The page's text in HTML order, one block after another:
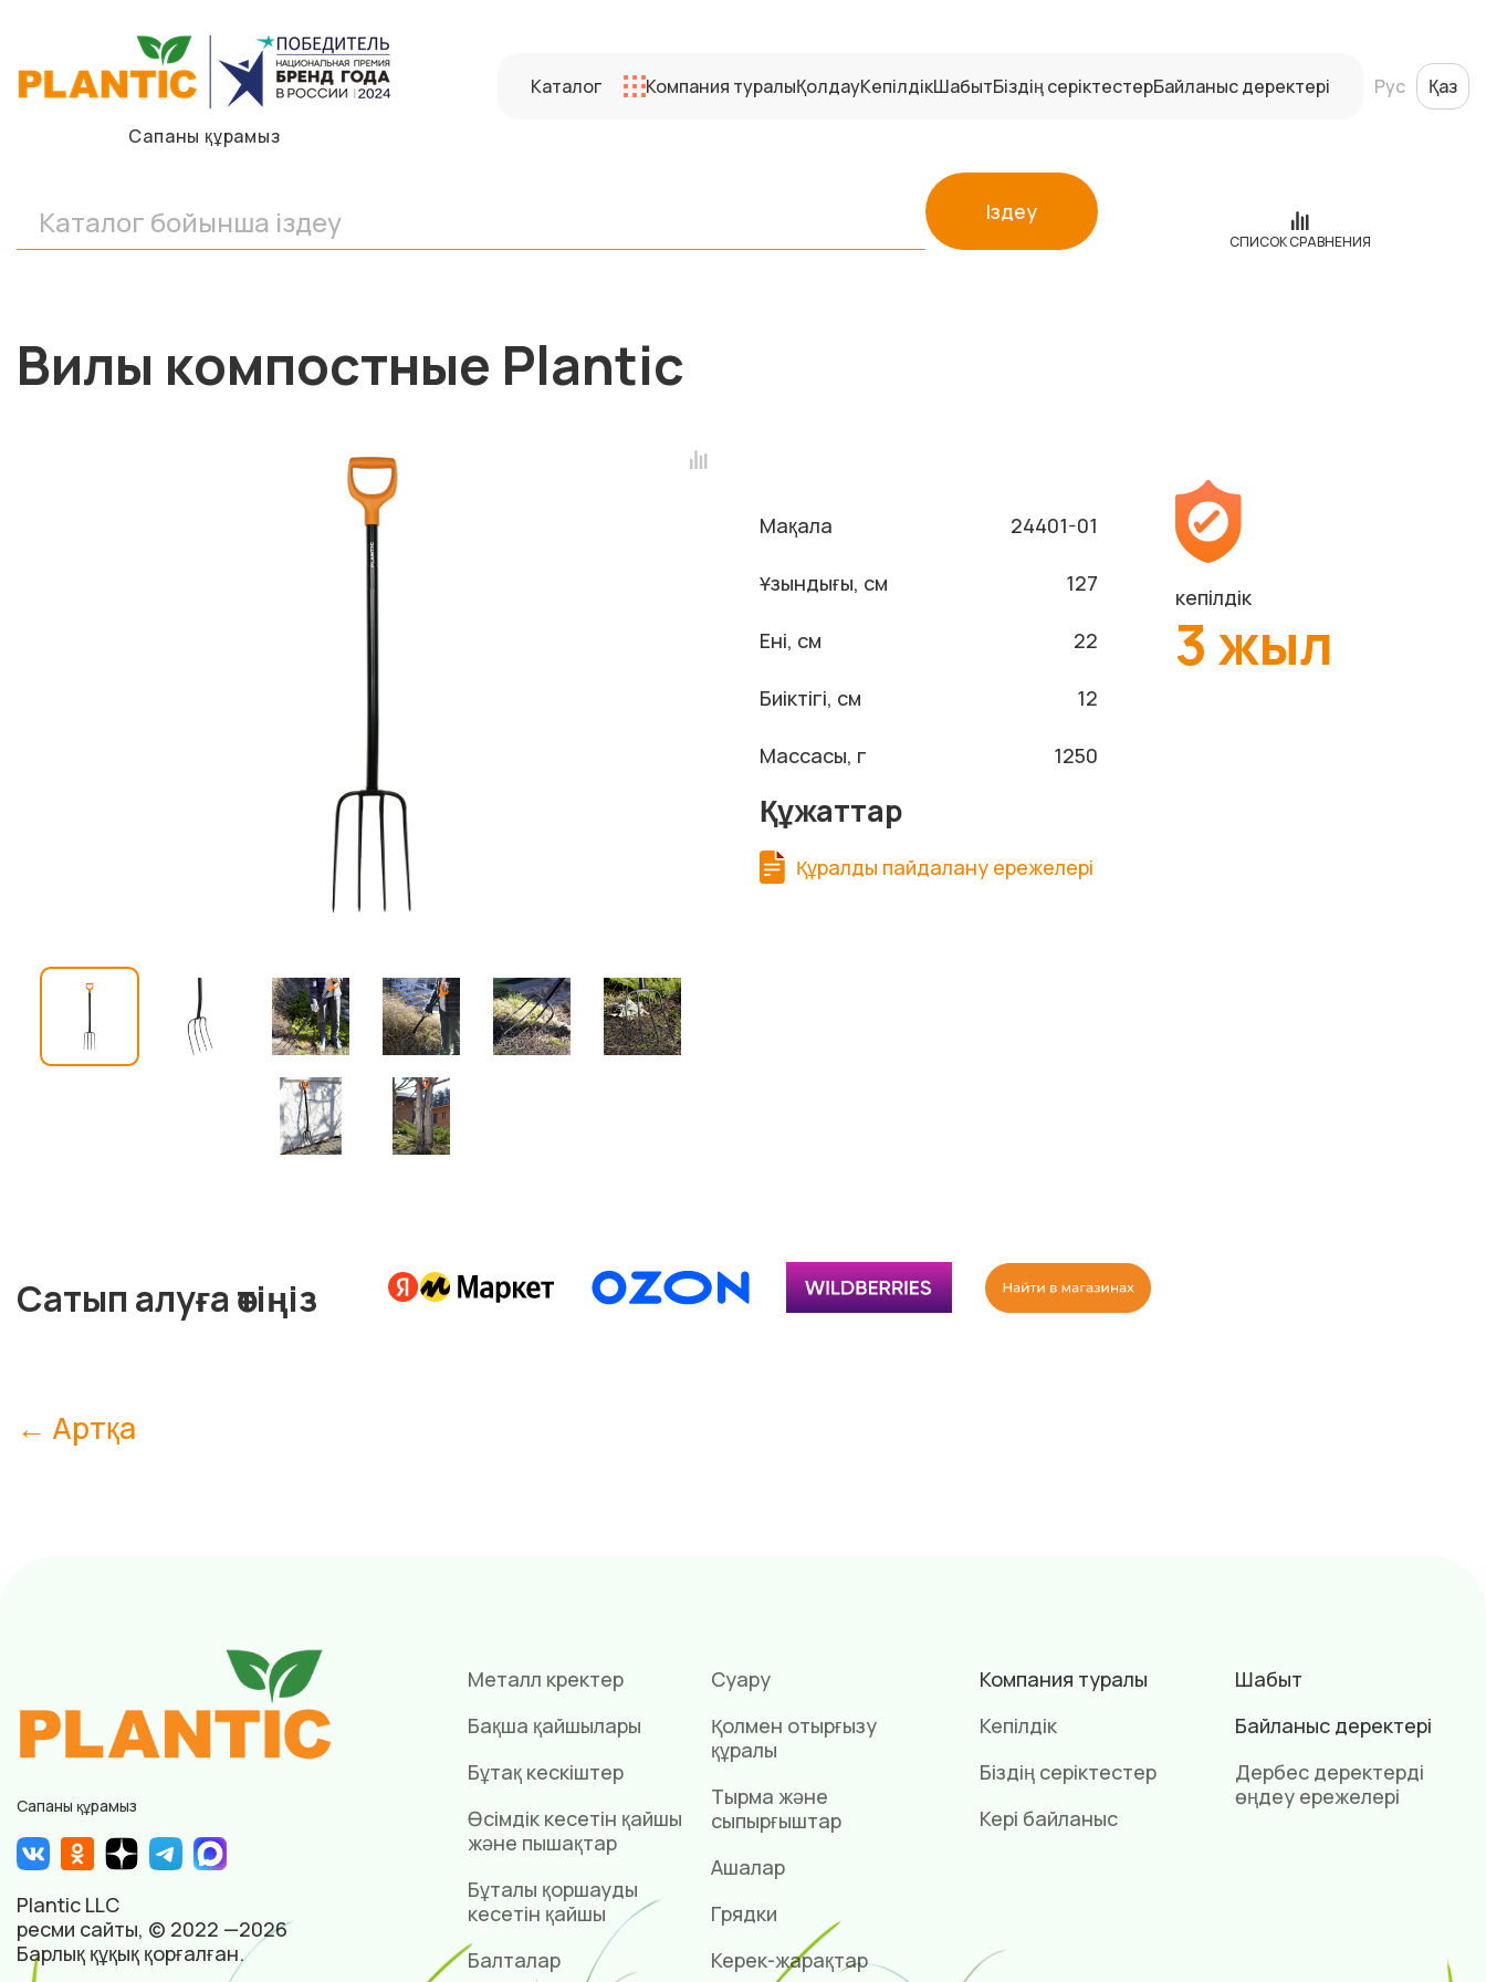
Сапаны құрамыз
Каталог Компания туралыҚолдауКепілдікШабытБіздің серіктестерБайланыс деректері Рус Қаз
Іздеу
СПИСОК СРАВНЕНИЯ
Вилы компостные Plantic
Мақала 24401-01
Ұзындығы, см 127
Ені, см 22
Биіктігі, см 12
Массасы, г 1250
кепілдік
3 жыл
Құжаттар
Құралды пайдалану ережелері
Сатып алуға өтіңіз
← Артқа
Сапаны құрамыз
Plantic LLC
ресми сайты, © 2022 —2026
Барлық құқық қорғалған.
Металл күректер
Бақша қайшылары
Бұтақ кескіштер
Өсімдік кесетін қайшы
және пышақтар
Бұталы қоршауды
кесетін қайшы
Балталар
Суару
Қолмен отырғызу
құралы
Тырма және
сыпырғыштар
Ашалар
Грядки
Керек-жарақтар
Компания туралы
Кепілдік
Біздің серіктестер
Кері байланыс
Шабыт
Байланыс деректері
Дербес деректерді
өңдеу ережелері